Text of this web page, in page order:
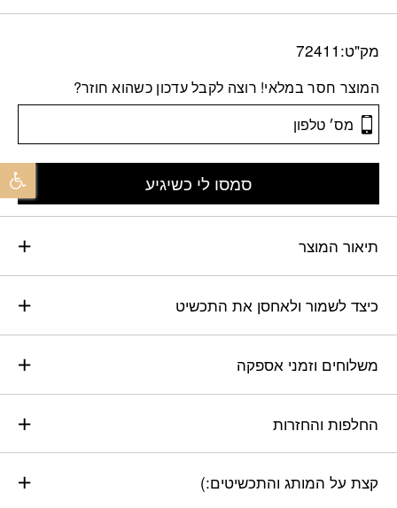
מק"ט: 72411
המוצר חסר במלאי! רוצה לקבל עדכון כשהוא חוזר?
סמסו לי כשיגיע
תיאור המוצר
כיצד לשמור ולאחסן את התכשיט
משלוחים וזמני אספקה
החלפות והחזרות
קצת על המותג והתכשיטים:)